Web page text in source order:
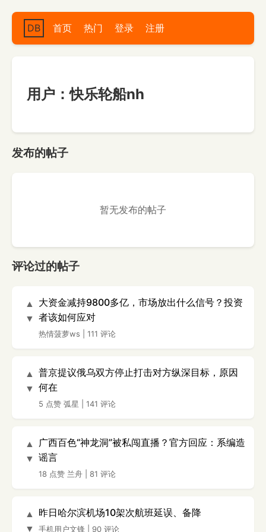
DB 首页 热门 登录 注册
用户：快乐轮船nh
发布的帖子
暂无发布的帖子
评论过的帖子
▲
▼
大资金减持9800多亿，市场放出什么信号？投资
者该如何应对
热情菠萝ws 111 评论
▲
▼
普京提议俄乌双方停止打击对方纵深目标，原因
何在
5 点赞 弧星 141 评论
▲
▼
广西百色“神龙洞”被私闯直播？官方回应：系编造
谣言
18 点赞 兰舟 81 评论
▲
▼
昨日哈尔滨机场10架次航班延误、备降
手机用户文锋 90 评论